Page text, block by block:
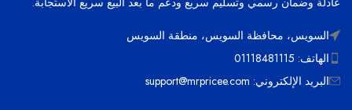
السويس، محافظة السويس، منطقة السويس
الهاتف: 01118481115
البريد الإلكتروني: support@mrpricee.com